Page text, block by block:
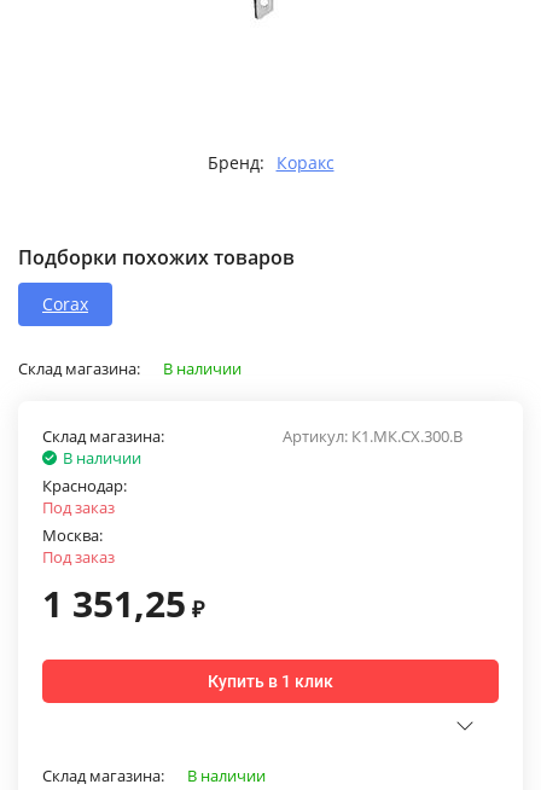
Бренд: Коракс
Подборки похожих товаров
Corax
Склад магазина: В наличии
Артикул: К1.МК.СХ.300.В
Склад магазина:
В наличии
Краснодар:
Под заказ
Москва:
Под заказ
1 351,25 ₽
Купить в 1 клик
Склад магазина: В наличии